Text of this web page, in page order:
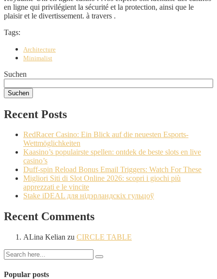
en ligne qui privilégient la sécurité et la protection, ainsi que le
plaisir et le divertissement. à travers .
Tags:
Architecture
Minimalist
Suchen
Suchen
Recent Posts
RedRacer Casino: Ein Blick auf die neuesten Esports-
Wettmöglichkeiten
Kaasino’s populairste spellen: ontdek de beste slots en live
casino’s
Duff-spin Reload Bonus Email Triggers: Watch For These
Migliori Siti di Slot Online 2026: scopri i giochi più
apprezzati e le vincite
Stake iDEAL для нідэрландскіх гульцоў
Recent Comments
ALina Kelian zu CIRCLE TABLE
Popular posts